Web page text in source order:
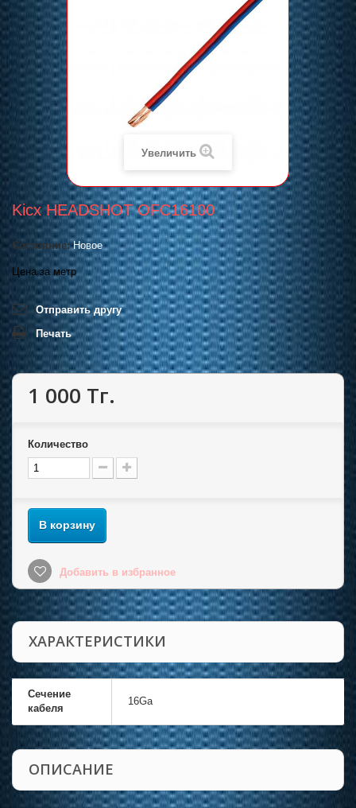
Увеличить
Kicx HEADSHOT OFC16100
Состояние: Новое
Цена за метр
Отправить другу
Печать
1 000 Тг.
Количество
В корзину
Добавить в избранное
ХАРАКТЕРИСТИКИ
Сечение
кабеля
16Ga
ОПИСАНИЕ